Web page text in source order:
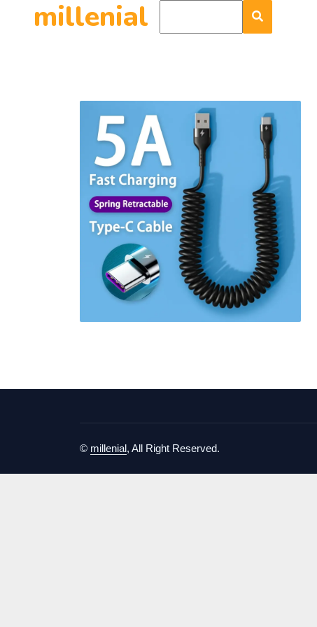
millenial
© millenial, All Right Reserved.